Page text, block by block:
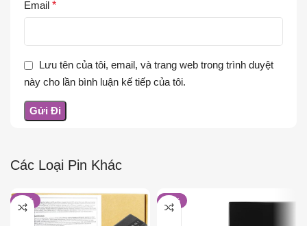
Email *
Lưu tên của tôi, email, và trang web trong trình duyệt
này cho lần bình luận kế tiếp của tôi.
Các Loại Pin Khác
-27% -19%